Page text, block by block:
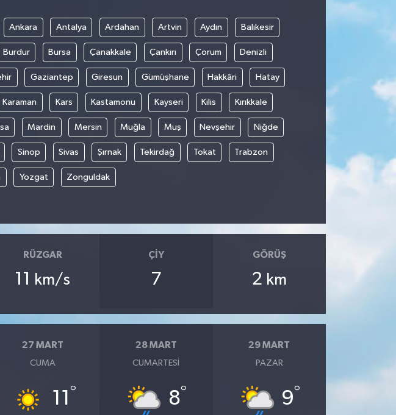
Ankara Antalya Ardahan Artvin Aydın Balıkesir
Burdur Bursa Çanakkale Çankırı Çorum Denizli
Gaziantep Giresun Gümüşhane Hakkâri Hatay
Karaman Kars Kastamonu Kayseri Kilis Kırıkkale
Mardin Mersin Muğla Muş Nevşehir Niğde
Sinop Sivas Şırnak Tekirdağ Tokat Trabzon
Yozgat Zonguldak
RÜZGAR
11 km/s
ÇIY
7
GÖRÜŞ
2 km
27 MART
CUMA
11 °
28 MART
CUMARTESI
8°
29 MART
PAZAR
9°